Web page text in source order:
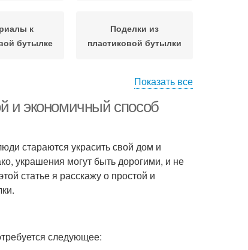
к
бутылке
Поделки из
пластиковой бутылки
Показать все
и экономичный способ
стараются украсить свой дом и
украшения могут быть дорогими, и не
статье я расскажу о простой и
следующее: